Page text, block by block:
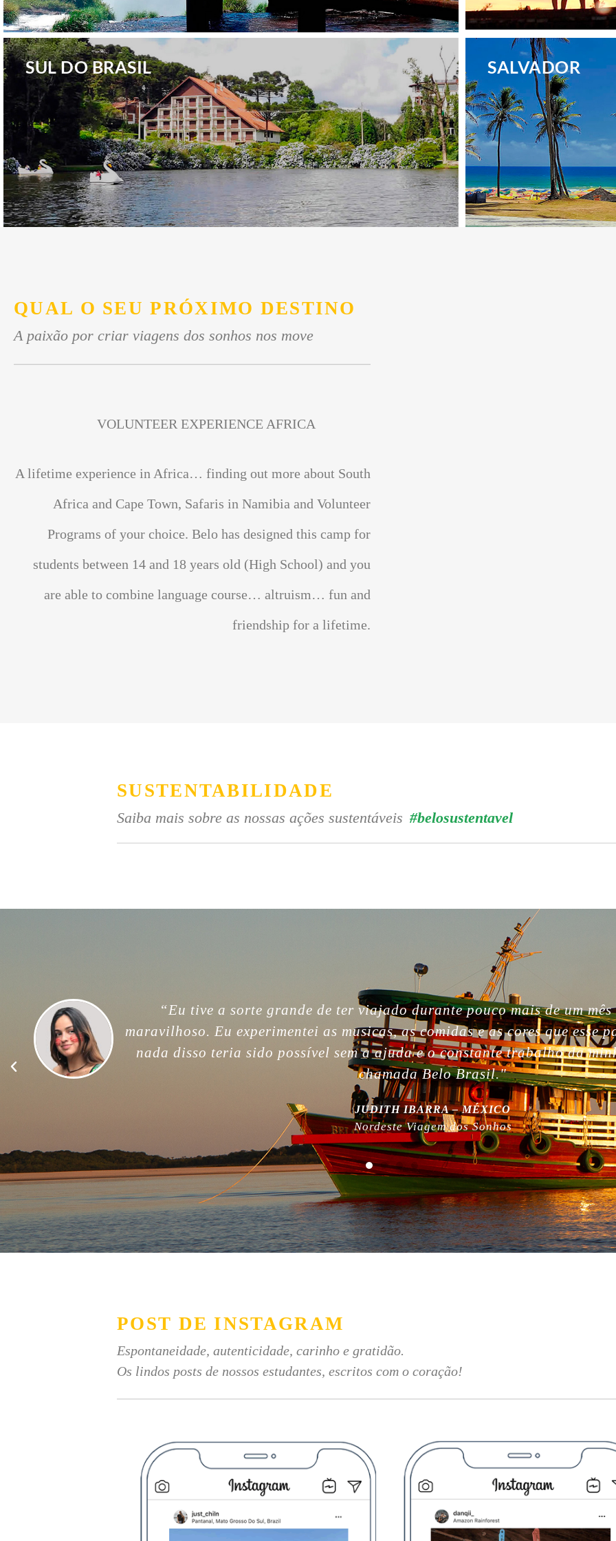
. .
SUL DO BRASIL SALVADOR
QUAL O SEU PRÓXIMO DESTINO
A paixão por criar viagens dos sonhos nos move
VOLUNTEER EXPERIENCE AFRICA
A lifetime experience in Africa… finding out more about South
Africa and Cape Town, Safaris in Namibia and Volunteer
Programs of your choice. Belo has designed this camp for
students between 14 and 18 years old (High School) and you
are able to combine language course… altruism… fun and
friendship for a lifetime.
SUSTENTABILIDADE
Saiba mais sobre as nossas ações sustentáveis #belosustentavel
“For me, this trip was unforgettable. So beautiful people, nature, without
memories. Thank you so much, the best week of my life. So much love for
good work! Plus, thanks for being plastic free!”
MILLA NURMI | FINLÂNDIA
Expedição Amazônia
POST DE INSTAGRAM
Espontaneidade, autenticidade, carinho e gratidão.
Os lindos posts de nossos estudantes, escritos com o coração!